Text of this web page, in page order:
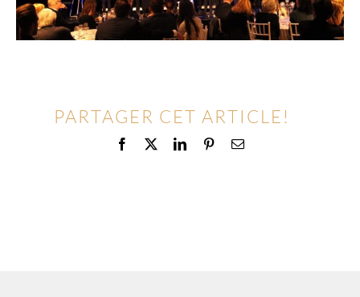
PARTAGER CET ARTICLE!
Facebook LinkedInPinterestEmail